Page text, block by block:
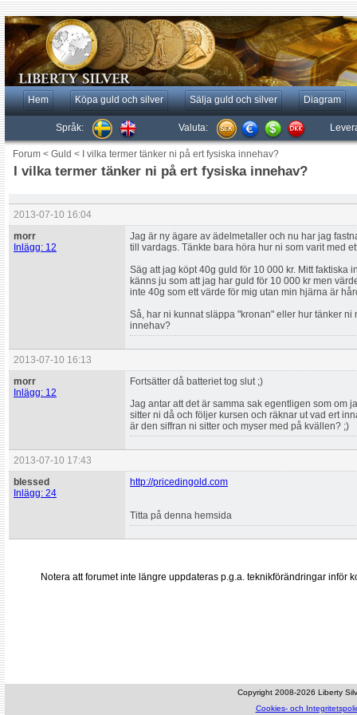
Hem Köpa guld och silver Sälja guld och silver Diagram
Språk: Valuta:
Forum < Guld < I vilka termer tänker ni på ert fysiska innehav?
I vilka termer tänker ni på ert fysiska innehav?
2013-07-10 16:04
morr
Inlägg: 12
Jag är ny ägare av ädelmetaller och nu har jag
till vardags. Tänkte bara höra hur ni som varit med
Säg att jag köpt 40g guld för 10 000 kr. Mitt faktiska
känns ju som att jag har guld för 10 000 kr men
inte 40g som ett värde för mig utan min hjärna är
Så, har ni kunnat släppa "kronan" eller hur tänker
innehav?
2013-07-10 16:13
morr
Inlägg: 12
Fortsätter då batteriet tog slut ;)
Jag antar att det är samma sak egentligen som om
sitter ni då och följer kursen och räknar ut vad ert
är den siffran ni sitter och myser med på kvällen? ;)
2013-07-10 17:43
blessed
Inlägg: 24
http://pricedingold.com
Titta på denna hemsida
Notera att forumet inte längre uppdateras p.g.a. teknikförändringar inför
Copyright 2008-2026 Liberty
Cookies- och